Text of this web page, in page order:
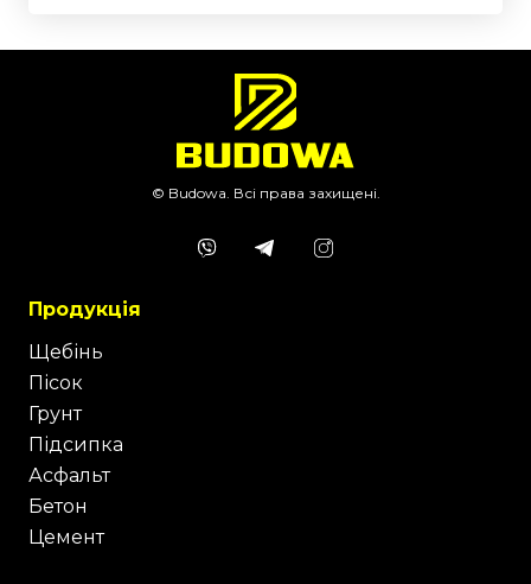
© Budowa. Всі права захищені.
Продукція
Щебінь
Пісок
Грунт
Підсипка
Асфальт
Бетон
Цемент